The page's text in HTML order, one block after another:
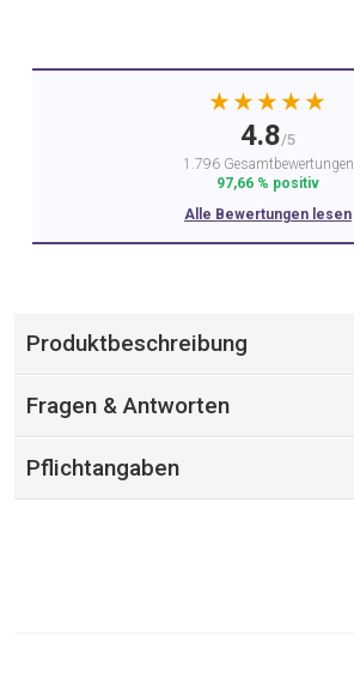
★★★★★
4.8/5
1.796 Gesamtbewertungen
97,66 % positiv
Alle Bewertungen lesen
Produktbeschreibung
Fragen & Antworten
Pflichtangaben